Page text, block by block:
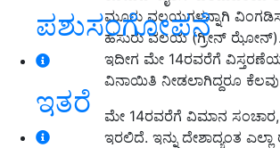
ಪಶುಸಂಗೋಪನೆ
ಇತರೆ
ಮೂರು ವಲಯಗಳನ್ನಾಗಿ
ಹಸುರು ವಲಯ (ಗ್ರೀನ್ ಝೋನ್).
ಇದೀಗ ಮೇ 14ರವರೆಗೆ
ವಿನಾಯಿತಿ ನೀಡಲಾಗಿದ್ದರೂ
ಮೇ 14ರವರೆಗೆ ವಿಮಾನ ಸಂಚಾರ,
ಇರಲಿದೆ. ಇನ್ನು ದೇಶಾದ್ಯಂತ